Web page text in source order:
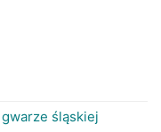
RANKINGI
śląskiej